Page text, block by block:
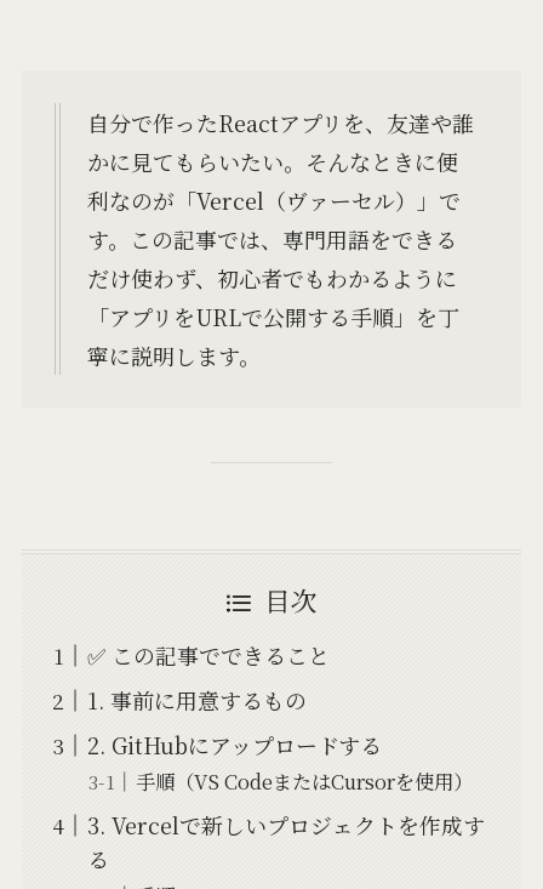
自分で作ったReactアプリを、友達や誰
かに見てもらいたい。そんなときに便
利なのが「Vercel（ヴァーセル）」で
す。この記事では、専門用語をできる
だけ使わず、初心者でもわかるように
「アプリをURLで公開する手順」を丁
寧に説明します。
目次
✅ この記事でできること
1. 事前に用意するもの
2. GitHubにアップロードする
手順（VS CodeまたはCursorを使用）
3. Vercelで新しいプロジェクトを作成す
る